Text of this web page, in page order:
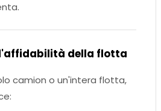
della flotta
camion o un'intera flotta,